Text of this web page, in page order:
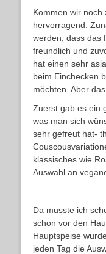
Kommen wir noch
hervorragend.
werden, dass das
freundlich und
hat einen sehr
beim Einchecken
möchten. Aber
Zuerst gab es ein
was man sich
sehr gefreut hat-
klassisches wie
Auswahl an
Da musste ich
schon vor den
Hauptspeise
jeden Tag die